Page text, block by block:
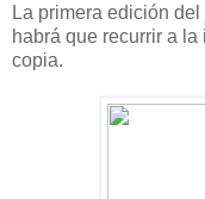
La primera edición
habrá que recurrir a
copia.